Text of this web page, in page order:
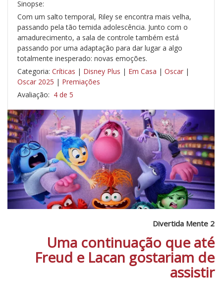
Sinopse:
Com um salto temporal, Riley se encontra mais velha,
passando pela tão temida adolescência. Junto com o
amadurecimento, a sala de controle também está
passando por uma adaptação para dar lugar a algo
totalmente inesperado: novas emoções.
Categoria: Críticas | Disney Plus | Em Casa | Oscar |
Oscar 2025 | Premiações
Avaliação: 4 de 5
Divertida Mente 2
Uma continuação que até
Freud e Lacan gostariam de
assistir